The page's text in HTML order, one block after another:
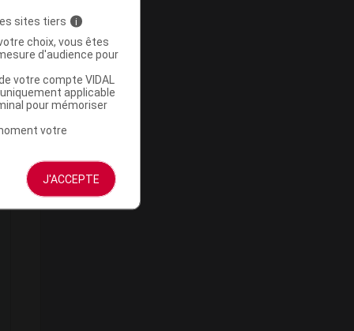
sites tiers i
choix, vous êtes
d'audience pour
votre compte VIDAL
applicable
pour mémoriser
votre
J'ACCEPTE